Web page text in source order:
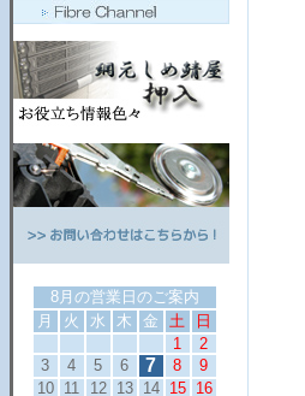
8月の営業日のご案内
月
火 水 木 金 土
日
1
2
3
4 5 6 7 8
9
10
11 12 13 14 15 16